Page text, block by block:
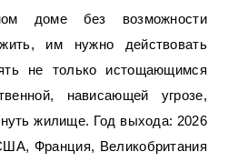
доме без возможности
им нужно действовать
не только истощающимся
нависающей угрозе,
жилище. Год выхода: 2026
Франция, Великобритания